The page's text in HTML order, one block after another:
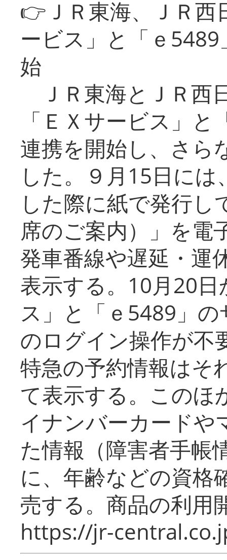
👉ＪＲ東海、ＪＲ
ービス」と「ｅ
始
ＪＲ東海とＪＲ西
「ＥＸサービス」
連携を開始し、さら
した。９月15日に
した際に紙で発行し
席のご案内）」を電
発車番線や遅延・運
表示する。10月20
ス」と「ｅ5489」
のログイン操作が不
特急の予約情報はそ
て表示する。このほ
イナンバーカードや
た情報（障害者手帳
に、年齢などの資格
売する。商品の利用
https://jr-